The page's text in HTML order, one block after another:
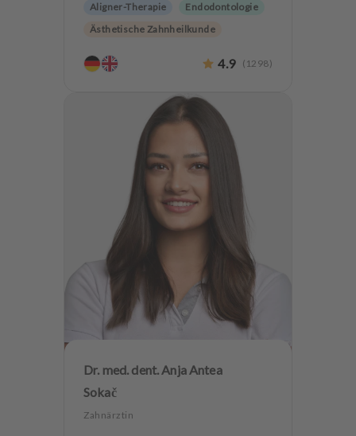
Aligner-Therapie
Endodontologie
Ästhetische Zahnheilkunde
4.9 ( 1298)
Dr. med. dent. Anja Antea
Sokač
Zahnärztin